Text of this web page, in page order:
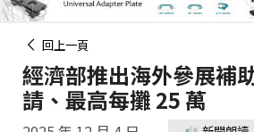
回上一頁
經濟部推出海外參展補
請、最高每攤 25 萬